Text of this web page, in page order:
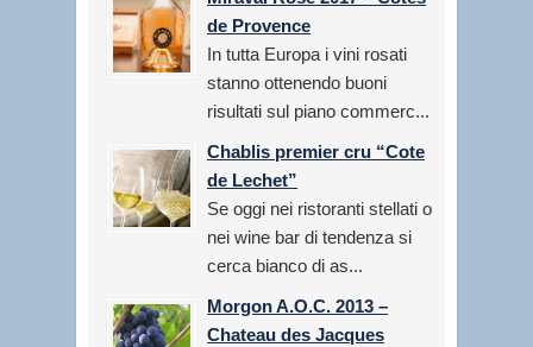
de Provence
In tutta Europa i vini rosati
stanno ottenendo buoni
risultati sul piano commerc...
Chablis premier cru “Cote
de Lechet”
Se oggi nei ristoranti stellati o
nei wine bar di tendenza si
cerca bianco di as...
Morgon A.O.C. 2013 –
Chateau des Jacques